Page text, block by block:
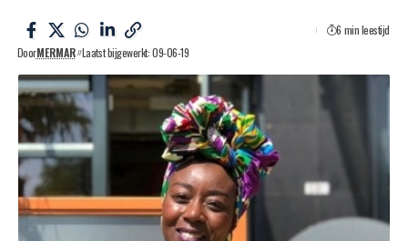
DoorMERMAR Laatst bijgewerkt: 09-06-19
6 min leestijd